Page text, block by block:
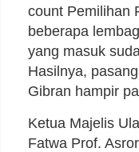
count Pemilihan
beberapa
yang masuk
Hasilnya,
Gibran hampir
Ketua Majelis
Fatwa Prof.